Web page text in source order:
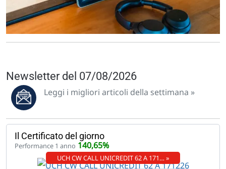
Newsletter del 07/08/2026
Leggi i migliori articoli della settimana »
Il Certificato del giorno
Performance 1 anno 140,65%
UCH CW CALL UNICREDIT 62 A 171… »